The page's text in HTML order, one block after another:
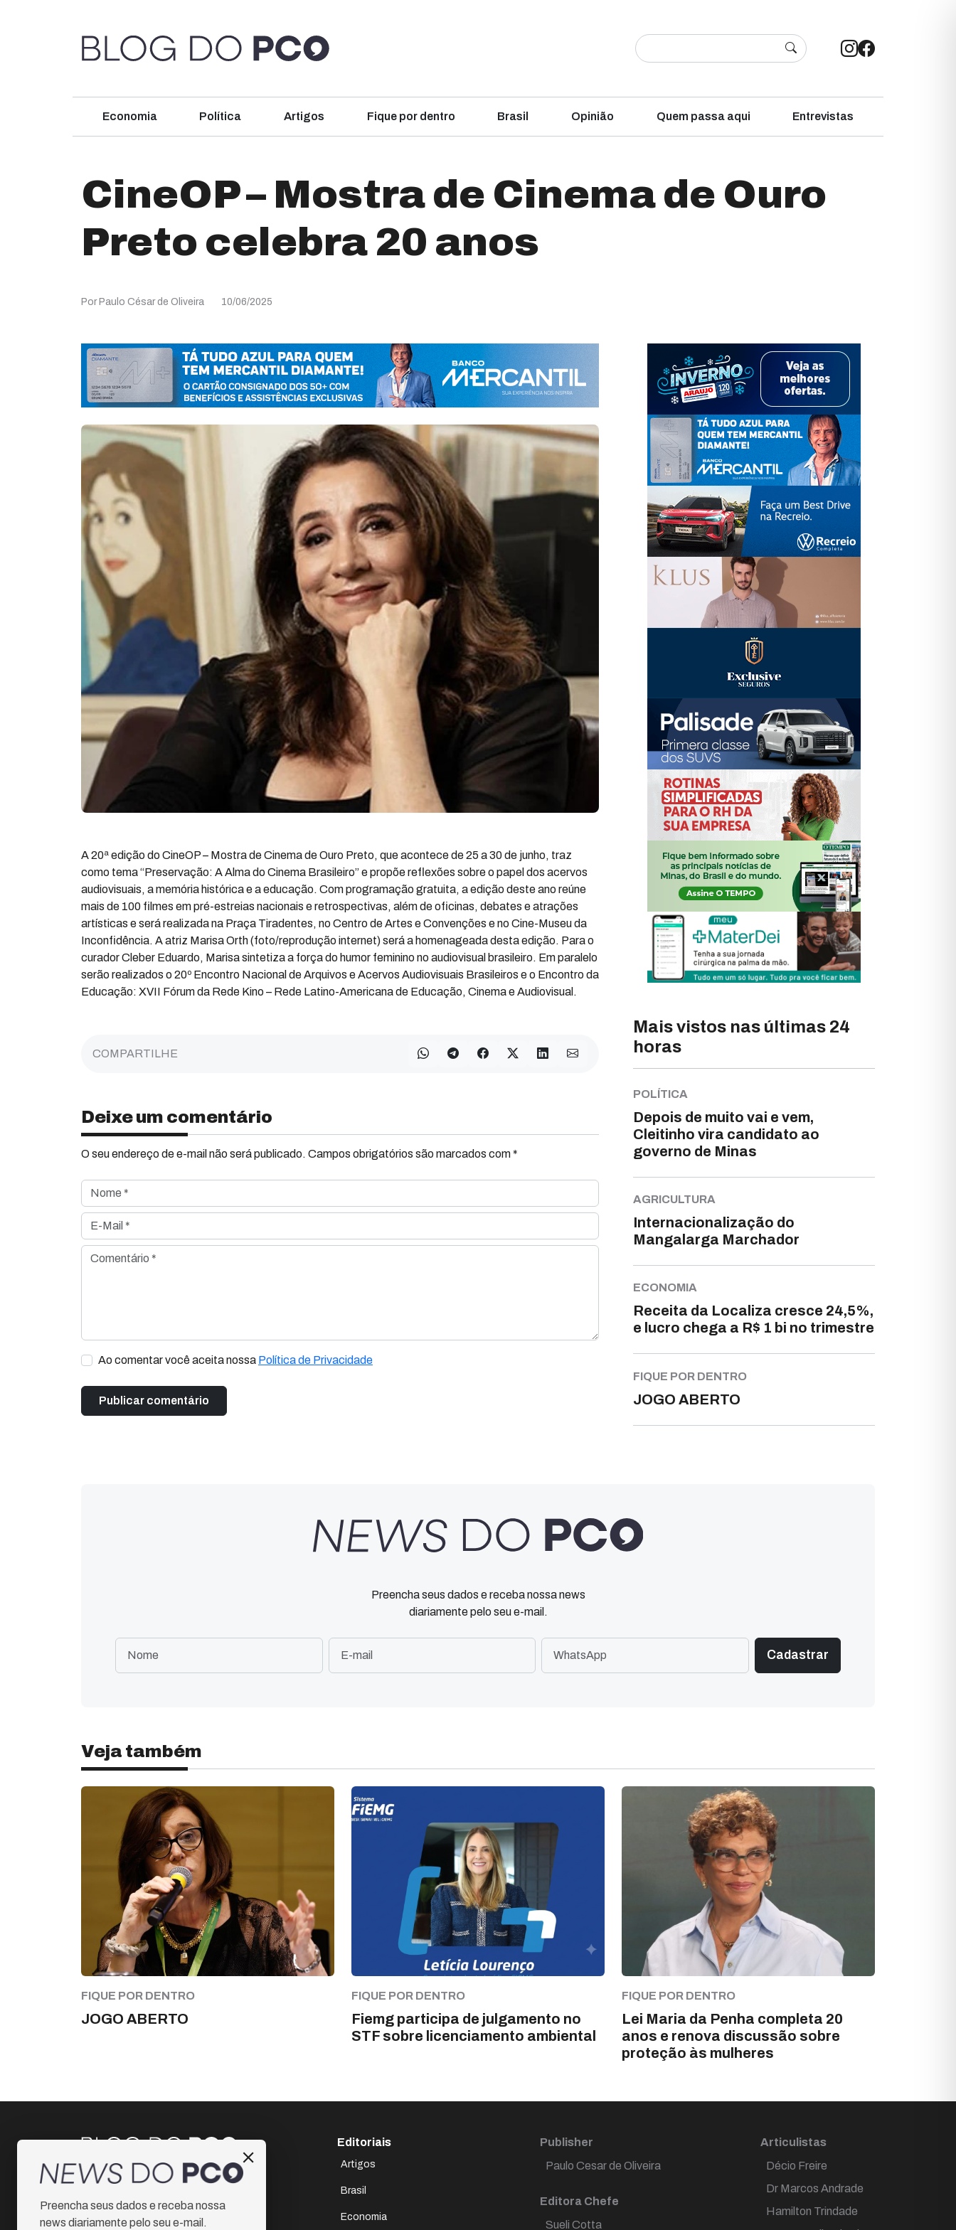
Economia Política Artigos Fique por dentro Brasil Opinião Quem passa aqui Entrevistas
CineOP – Mostra de Cinema de Ouro
Preto celebra 20 anos
Por Paulo César de Oliveira 10/06/2025
A 20ª edição do CineOP – Mostra de Cinema de Ouro Preto, que acontece de 25 a 30 de junho, traz
como tema “Preservação: A Alma do Cinema Brasileiro” e propõe reflexões sobre o papel dos acervos
audiovisuais, a memória histórica e a educação. Com programação gratuita, a edição deste ano reúne
mais de 100 filmes em pré-estreias nacionais e retrospectivas, além de oficinas, debates e atrações
artísticas e será realizada na Praça Tiradentes, no Centro de Artes e Convenções e no Cine-Museu da
Inconfidência. A atriz Marisa Orth (foto/reprodução internet) será a homenageada desta edição. Para o
curador Cleber Eduardo, Marisa sintetiza a força do humor feminino no audiovisual brasileiro. Em paralelo
serão realizados o 20º Encontro Nacional de Arquivos e Acervos Audiovisuais Brasileiros e o Encontro da
Educação: XVII Fórum da Rede Kino – Rede Latino-Americana de Educação, Cinema e Audiovisual.
COMPARTILHE
Deixe um comentário
O seu endereço de e-mail não será publicado. Campos obrigatórios são marcados com *
Nome *
E-Mail *
Comentário *
Ao comentar você aceita nossa Política de Privacidade
Mais vistos nas últimas 24
horas
POLÍTICA
Depois de muito vai e vem,
Cleitinho vira candidato ao
governo de Minas
AGRICULTURA
Internacionalização do
Mangalarga Marchador
ECONOMIA
Receita da Localiza cresce 24,5%,
e lucro chega a R$ 1 bi no trimestre
FIQUE POR DENTRO
JOGO ABERTO
Preencha seus dados e receba nossa news
diariamente pelo seu e-mail.
Veja também
FIQUE POR DENTRO
JOGO ABERTO
FIQUE POR DENTRO
Fiemg participa de julgamento no
STF sobre licenciamento ambiental
FIQUE POR DENTRO
Lei Maria da Penha completa 20
anos e renova discussão sobre
proteção às mulheres
Instagram
Facebook
Editoriais
Artigos
Brasil
Economia
Publisher
Paulo Cesar de Oliveira
Editora Chefe
Sueli Cotta
Articulistas
Décio Freire
Dr Marcos Andrade
Hamilton Trindade
Preencha seus dados e receba nossa
news diariamente pelo seu e-mail.